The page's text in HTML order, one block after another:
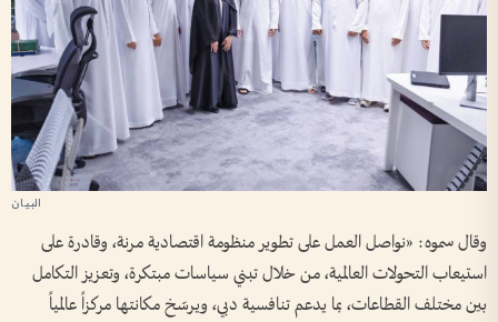
وقال سموه: «نواصل العمل على تطوير منظومة اقتصادية مرنة، وقادرة على
استيعاب التحولات العالمية، من خلال تبني سياسات مبتكرة، وتعزيز التكامل
بين مختلف القطاعات، بما يدعم تنافسية دبي، ويرسّخ مكانتها مركزاً عالمياً